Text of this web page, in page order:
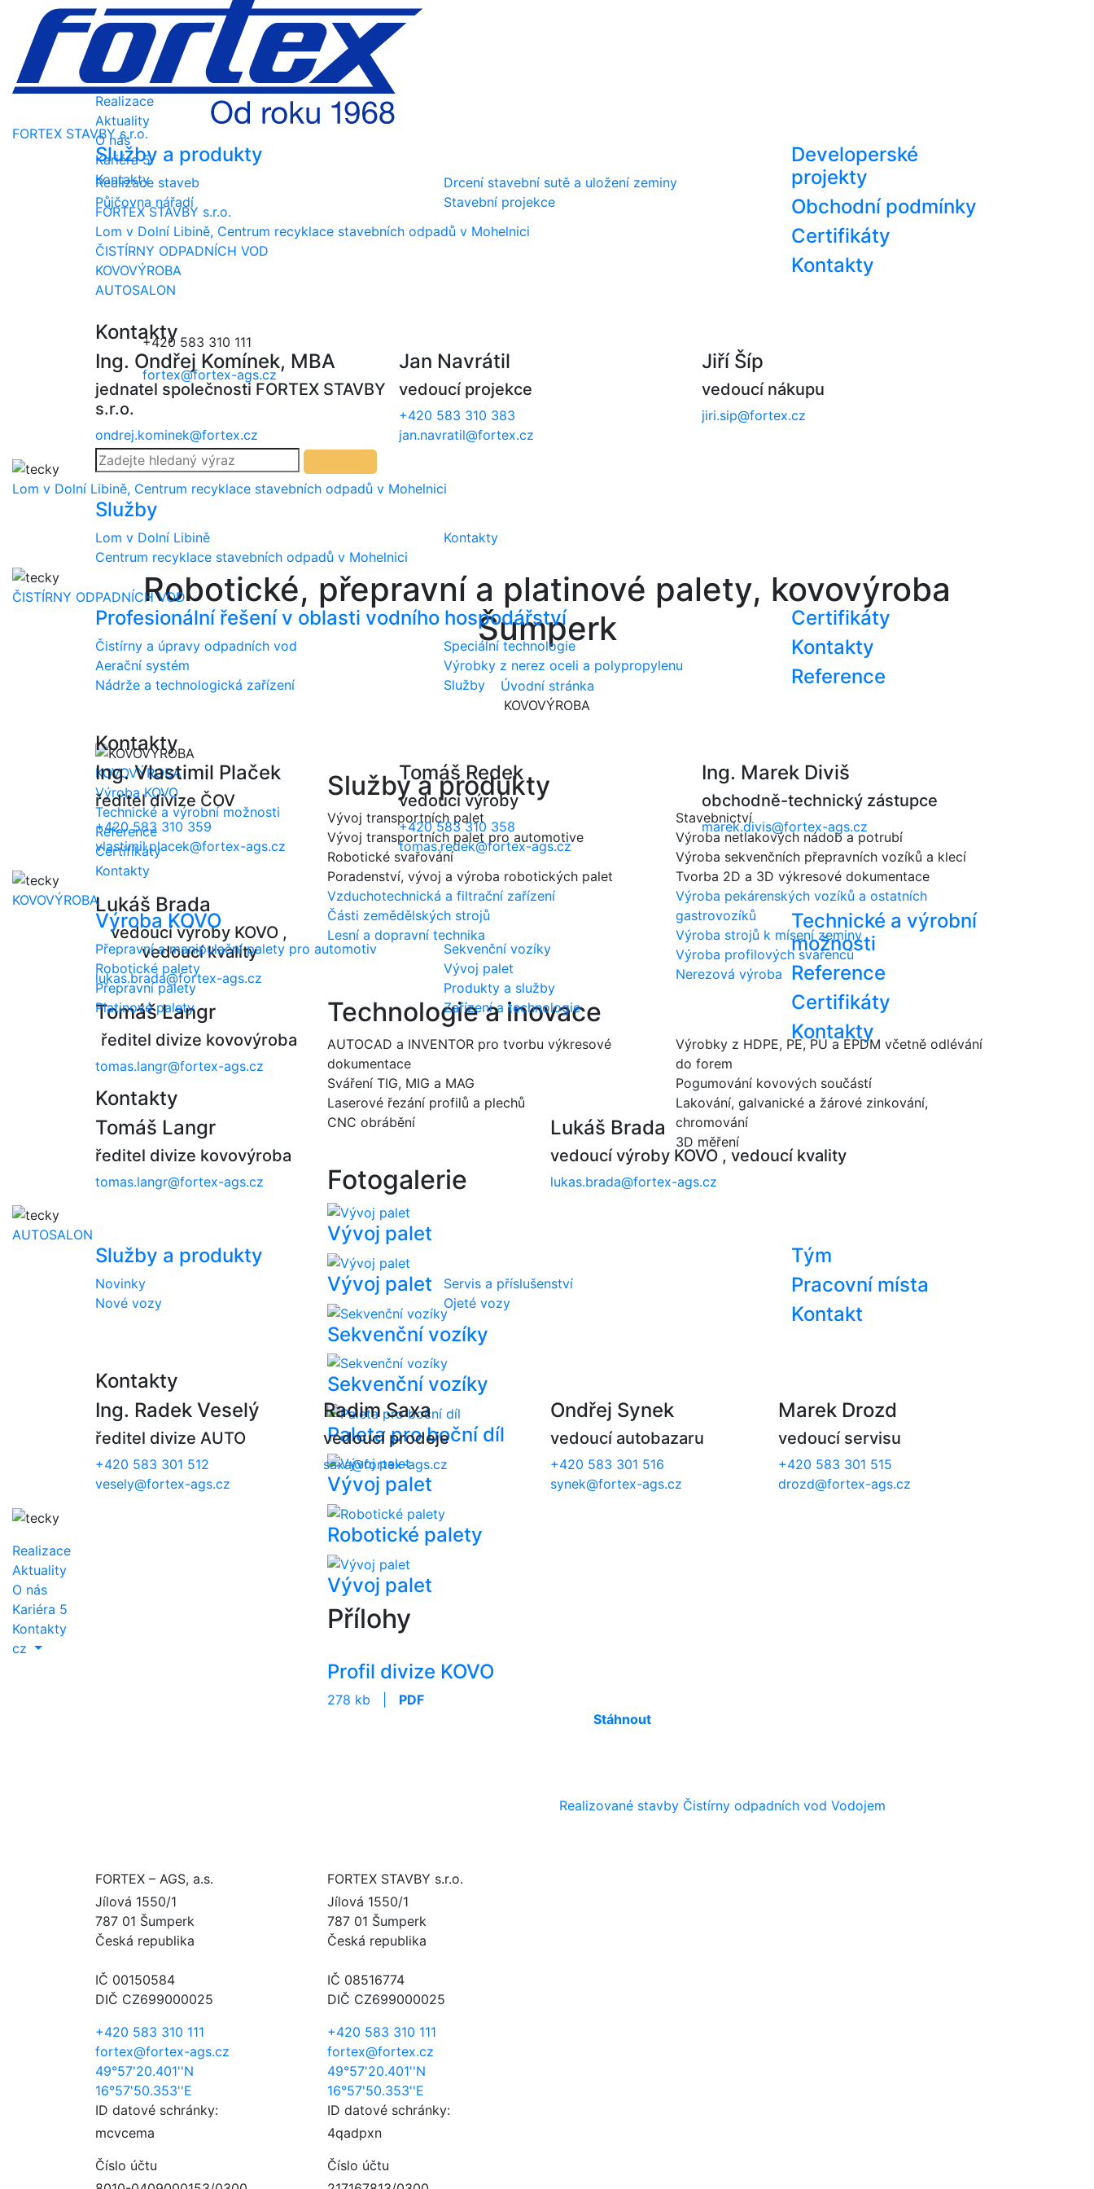
FORTEX STAVBY s.r.o.
Služby a produkty
Realizace staveb
Půjčovna nářadí
Drcení stavební sutě a uložení zeminy
Stavební projekce
Developerské
projekty
Obchodní podmínky
Certifikáty
Kontakty
Kontakty
Ing. Ondřej Komínek, MBA
jednatel společnosti FORTEX STAVBY
s.r.o.
ondrej.kominek@fortex.cz
Jan Navrátil
vedoucí projekce
+420 583 310 383
jan.navratil@fortex.cz
Jiří Šíp
vedoucí nákupu
jiri.sip@fortex.cz
Lom v Dolní Libině, Centrum recyklace stavebních odpadů v Mohelnici
Služby
Lom v Dolní Libině
Centrum recyklace stavebních odpadů v Mohelnici
Kontakty
ČISTÍRNY ODPADNÍCH VOD
Profesionální řešení v oblasti vodního hospodářství
Čistírny a úpravy odpadních vod
Aerační systém
Nádrže a technologická zařízení
Speciální technologie
Výrobky z nerez oceli a polypropylenu
Služby
Certifikáty
Kontakty
Reference
Kontakty
Ing. Vlastimil Plaček
ředitel divize ČOV
+420 583 310 359
vlastimil.placek@fortex-ags.cz
Tomáš Redek
vedoucí výroby
+420 583 310 358
tomas.redek@fortex-ags.cz
Ing. Marek Diviš
obchodně-technický zástupce
marek.divis@fortex-ags.cz
KOVOVÝROBA
Výroba KOVO
Přepravní a manipulační palety pro automotiv
Robotické palety
Přepravní palety
Platinové palety
Sekvenční vozíky
Vývoj palet
Produkty a služby
Zařízení a technologie
Technické a výrobní
možnosti
Reference
Certifikáty
Kontakty
Kontakty
Tomáš Langr
ředitel divize kovovýroba
tomas.langr@fortex-ags.cz
Lukáš Brada
vedoucí výroby KOVO , vedoucí kvality
lukas.brada@fortex-ags.cz
AUTOSALON
Služby a produkty
Novinky
Nové vozy
Servis a příslušenství
Ojeté vozy
Tým
Pracovní místa
Kontakt
Kontakty
Ing. Radek Veselý
ředitel divize AUTO
+420 583 301 512
vesely@fortex-ags.cz
Radim Saxa
vedoucí prodeje
saxa@fortex-ags.cz
Ondřej Synek
vedoucí autobazaru
+420 583 301 516
synek@fortex-ags.cz
Marek Drozd
vedoucí servisu
+420 583 301 515
drozd@fortex-ags.cz
Realizace
Aktuality
O nás
Kariéra 5
Kontakty
cz
Czech
English
Russian
German
Realizace
Aktuality
O nás
Kariéra5
Kontakty
FORTEX STAVBY s.r.o.
Lom v Dolní Libině, Centrum recyklace stavebních odpadů v Mohelnici
ČISTÍRNY ODPADNÍCH VOD
KOVOVÝROBA
AUTOSALON
+420 583 310 111
fortex@fortex-ags.cz
Robotické, přepravní a platinové palety, kovovýroba
Šumperk
Úvodní stránka
KOVOVÝROBA
KOVOVÝROBA
Výroba KOVO
Technické a výrobní možnosti
Reference
Certifikáty
Kontakty
Lukáš Brada
vedoucí výroby KOVO ,
vedoucí kvality
lukas.brada@fortex-ags.cz
Tomáš Langr
ředitel divize kovovýroba
tomas.langr@fortex-ags.cz
Služby a produkty
Vývoj transportních palet
Vývoj transportních palet pro automotive
Robotické svařování
Poradenství, vývoj a výroba robotických palet
Vzduchotechnická a filtrační zařízení
Části zemědělských strojů
Lesní a dopravní technika
Stavebnictví
Výroba netlakových nádob a potrubí
Výroba sekvenčních přepravních vozíků a klecí
Tvorba 2D a 3D výkresové dokumentace
Výroba pekárenských vozíků a ostatních
gastrovozíků
Výroba strojů k mísení zeminy
Výroba profilových svařenců
Nerezová výroba
Technologie a inovace
AUTOCAD a INVENTOR pro tvorbu výkresové
dokumentace
Sváření TIG, MIG a MAG
Laserové řezání profilů a plechů
CNC obrábění
Výrobky z HDPE, PE, PU a EPDM včetně odlévání
do forem
Pogumování kovových součástí
Lakování, galvanické a žárové zinkování,
chromování
3D měření
Fotogalerie
Vývoj palet
Vývoj palet
Sekvenční vozíky
Sekvenční vozíky
Paleta pro boční díl
Vývoj palet
Robotické palety
Vývoj palet
Přílohy
Profil divize KOVO
278 kb | PDF
Stáhnout
FORTEX – AGS, a.s.
Jílová 1550/1
787 01 Šumperk
Česká republika
IČ 00150584
DIČ CZ699000025
+420 583 310 111
fortex@fortex-ags.cz
49°57'20.401''N
16°57'50.353''E
ID datové schránky:
mcvcema
Číslo účtu
FORTEX STAVBY s.r.o.
Jílová 1550/1
787 01 Šumperk
Česká republika
IČ 08516774
DIČ CZ699000025
+420 583 310 111
fortex@fortex.cz
49°57'20.401''N
16°57'50.353''E
ID datové schránky:
4qadpxn
Číslo účtu
Realizované stavby Čistírny odpadních vod Vodojem